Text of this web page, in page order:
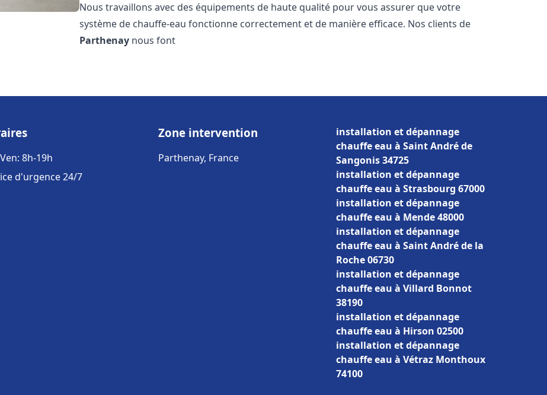
Nous travaillons avec des équipements de haute qualité pour vous assurer que votre
système de chauffe-eau fonctionne correctement et de manière efficace. Nos clients de
Parthenay nous font
8h-19h
d'urgence 24/7
Zone intervention
Parthenay, France
installation et dépannage
chauffe eau à Saint André de
Sangonis 34725
installation et dépannage
chauffe eau à Strasbourg 67000
installation et dépannage
chauffe eau à Mende 48000
installation et dépannage
chauffe eau à Saint André de la
Roche 06730
installation et dépannage
chauffe eau à Villard Bonnot
38190
installation et dépannage
chauffe eau à Hirson 02500
installation et dépannage
chauffe eau à Vétraz Monthoux
74100